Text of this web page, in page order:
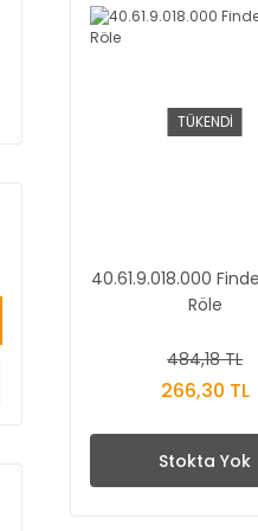
TÜKENDİ
40.61.9.018.000
Röle
484,18 TL
266,30 TL
Stokta Yok